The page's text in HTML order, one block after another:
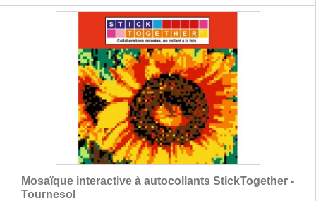
Mosaïque interactive à autocollants StickTogether -
Tournesol